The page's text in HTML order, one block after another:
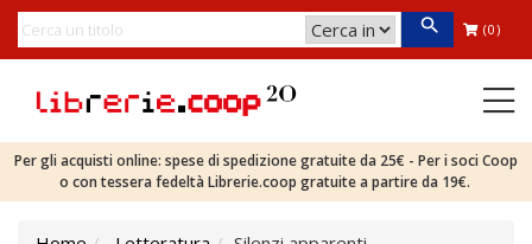
(0)
Per gli acquisti online: spese di spedizione gratuite da 25€ - Per i soci Coop
o con tessera fedeltà Librerie.coop gratuite a partire da 19€.